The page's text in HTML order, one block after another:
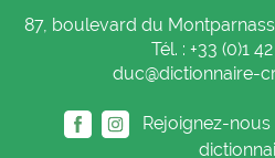
87, boulevard du
Tél. : +33 (0)1
duc@dictionnaire-
Rejoignez-nous